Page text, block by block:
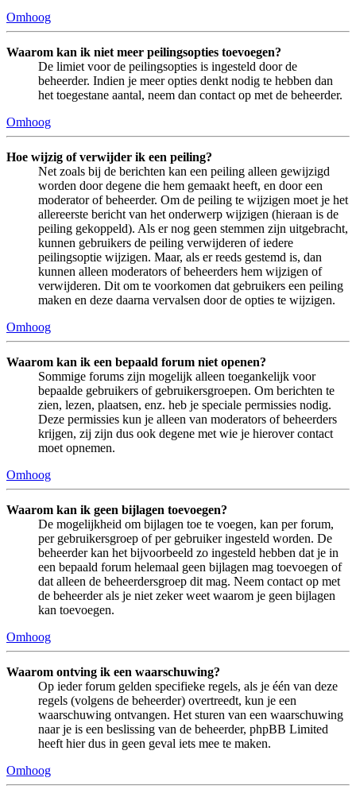
Omhoog
Waarom kan ik niet meer peilingsopties toevoegen?
De limiet voor de peilingsopties is ingesteld door de
beheerder. Indien je meer opties denkt nodig te hebben dan
het toegestane aantal, neem dan contact op met de beheerder.
Omhoog
Hoe wijzig of verwijder ik een peiling?
Net zoals bij de berichten kan een peiling alleen gewijzigd
worden door degene die hem gemaakt heeft, en door een
moderator of beheerder. Om de peiling te wijzigen moet je het
allereerste bericht van het onderwerp wijzigen (hieraan is de
peiling gekoppeld). Als er nog geen stemmen zijn uitgebracht,
kunnen gebruikers de peiling verwijderen of iedere
peilingsoptie wijzigen. Maar, als er reeds gestemd is, dan
kunnen alleen moderators of beheerders hem wijzigen of
verwijderen. Dit om te voorkomen dat gebruikers een peiling
maken en deze daarna vervalsen door de opties te wijzigen.
Omhoog
Waarom kan ik een bepaald forum niet openen?
Sommige forums zijn mogelijk alleen toegankelijk voor
bepaalde gebruikers of gebruikersgroepen. Om berichten te
zien, lezen, plaatsen, enz. heb je speciale permissies nodig.
Deze permissies kun je alleen van moderators of beheerders
krijgen, zij zijn dus ook degene met wie je hierover contact
moet opnemen.
Omhoog
Waarom kan ik geen bijlagen toevoegen?
De mogelijkheid om bijlagen toe te voegen, kan per forum,
per gebruikersgroep of per gebruiker ingesteld worden. De
beheerder kan het bijvoorbeeld zo ingesteld hebben dat je in
een bepaald forum helemaal geen bijlagen mag toevoegen of
dat alleen de beheerdersgroep dit mag. Neem contact op met
de beheerder als je niet zeker weet waarom je geen bijlagen
kan toevoegen.
Omhoog
Waarom ontving ik een waarschuwing?
Op ieder forum gelden specifieke regels, als je één van deze
regels (volgens de beheerder) overtreedt, kun je een
waarschuwing ontvangen. Het sturen van een waarschuwing
naar je is een beslissing van de beheerder, phpBB Limited
heeft hier dus in geen geval iets mee te maken.
Omhoog